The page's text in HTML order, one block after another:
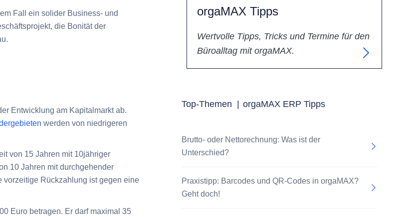
Fall ein solider Business- und
die Bonität der
Entwicklung am Kapitalmarkt ab.
werden von niedrigeren
von 15 Jahren mit 10jähriger
10 Jahren mit durchgehender
Rückzahlung ist gegen eine
Euro betragen. Er darf maximal 35
orgaMAX Tipps
Wertvolle Tipps, Tricks und Termine für den
Büroalltag mit orgaMAX.
Top-Themen orgaMAX ERP Tipps
Brutto- oder Nettorechnung: Was ist der
Unterschied?
Praxistipp: Barcodes und QR-Codes in orgaMAX?
Geht doch!